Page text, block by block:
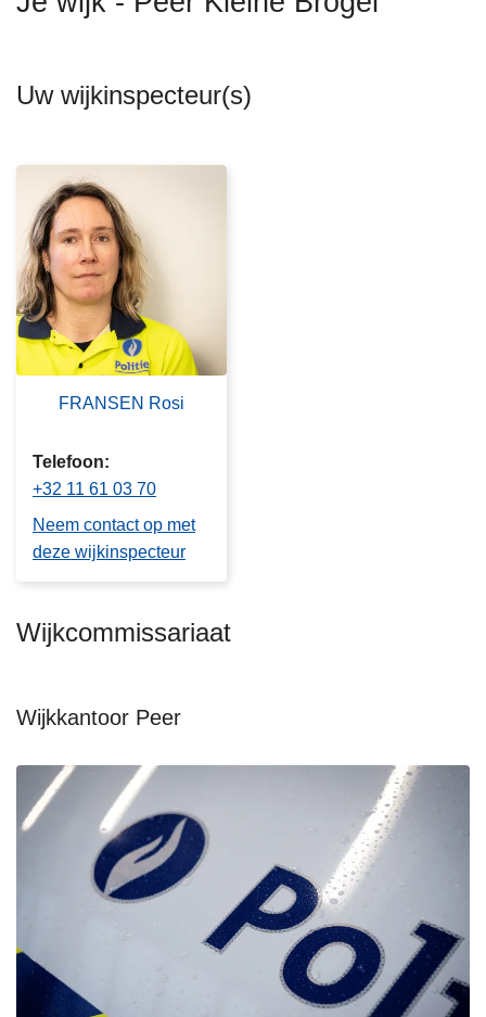
Uw wijkinspecteur(s)
FRANSEN Rosi
Telefoon
+32 11 61 03 70
Neem contact op met
deze wijkinspecteur
Wijkcommissariaat
Wijkkantoor Peer